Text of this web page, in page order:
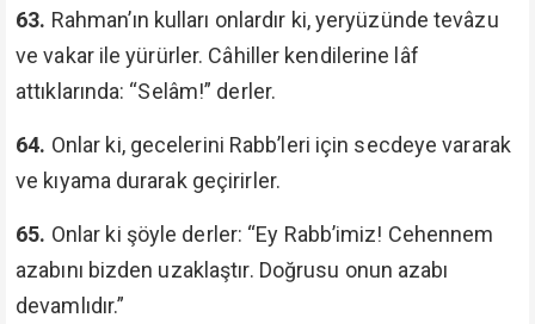
63. Rahman’ın kulları onlardır ki, yeryüzünde tevâzu
ve vakar ile yürürler. Câhiller kendilerine lâf
attıklarında: “Selâm!” derler.
64. Onlar ki, gecelerini Rabb’leri için secdeye vararak
ve kıyama durarak geçirirler.
65. Onlar ki şöyle derler: “Ey Rabb’imiz! Cehennem
azabını bizden uzaklaştır. Doğrusu onun azabı
devamlıdır.”